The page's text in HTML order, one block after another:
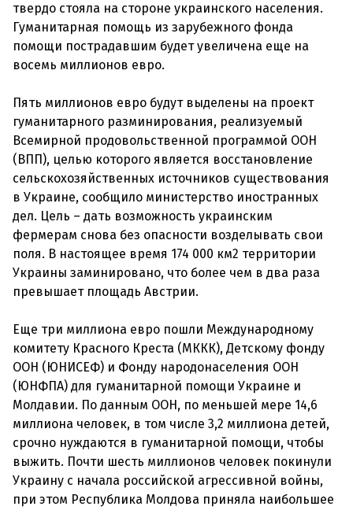
твердо стояла на стороне украинского населения.
Гуманитарная помощь из зарубежного фонда
помощи пострадавшим будет увеличена еще на
восемь миллионов евро.
Пять миллионов евро будут выделены на проект
гуманитарного разминирования, реализуемый
Всемирной продовольственной программой ООН
(ВПП), целью которого является восстановление
сельскохозяйственных источников существования
в Украине, сообщило министерство иностранных
дел. Цель – дать возможность украинским
фермерам снова без опасности возделывать свои
поля. В настоящее время 174 000 км2 территории
Украины заминировано, что более чем в два раза
превышает площадь Австрии.
Еще три миллиона евро пошли Международному
комитету Красного Креста (МККК), Детскому фонду
ООН (ЮНИСЕФ) и Фонду народонаселения ООН
(ЮНФПА) для гуманитарной помощи Украине и
Молдавии. По данным ООН, по меньшей мере 14,6
миллиона человек, в том числе 3,2 миллиона детей,
срочно нуждаются в гуманитарной помощи, чтобы
выжить. Почти шесть миллионов человек покинули
Украину с начала российской агрессивной войны,
при этом Республика Молдова приняла наибольшее